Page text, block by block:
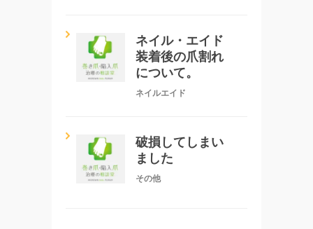
ネイル・エイド
装着後の爪割れ
について。
ネイルエイド
破損してしまい
ました
その他